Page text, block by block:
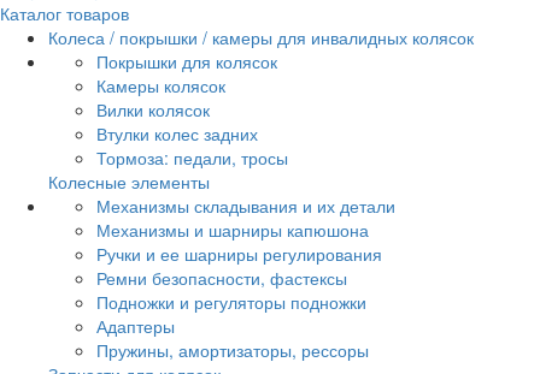
Каталог товаров
Колеса / покрышки / камеры для инвалидных колясок
Покрышки для колясок
Камеры колясок
Вилки колясок
Втулки колес задних
Тормоза: педали, тросы
Колесные элементы
Механизмы складывания и их детали
Механизмы и шарниры капюшона
Ручки и ее шарниры регулирования
Ремни безопасности, фастексы
Подножки и регуляторы подножки
Адаптеры
Пружины, амортизаторы, рессоры